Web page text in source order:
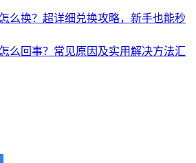
么换？超详细兑换攻略，新手也能秒
么回事？常见原因及实用解决方法汇